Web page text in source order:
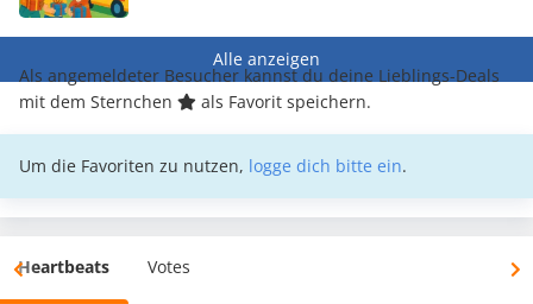
Alle anzeigen
Als angemeldeter Besucher kannst du deine Lieblings-Deals
mit dem Sternchen
als Favorit speichern.
Um die Favoriten zu nutzen, logge dich bitte ein.
Heartbeats Votes